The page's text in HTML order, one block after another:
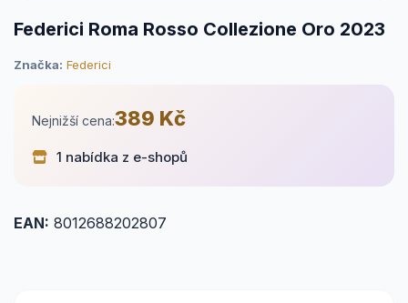
Federici Roma Rosso Collezione Oro 2023
Značka: Federici
Nejnižší cena:389 Kč
1 nabídka z e-shopů
EAN: 8012688202807